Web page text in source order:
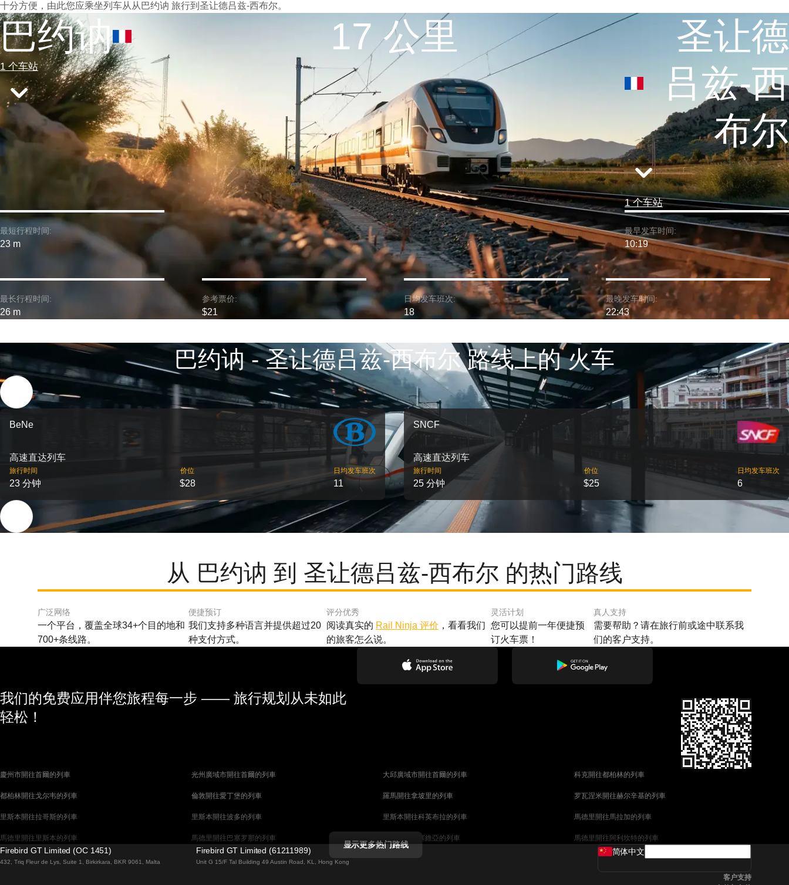
十分方便，由此您应乘坐列车从从巴约讷 旅行到圣让德吕兹-西布尔。
巴约讷
1 个车站
17 公里
圣让德
吕兹-西
布尔
1 个车站
最短行程时间:
23 m
最早发车时间:
10:19
最长行程时间:
26 m
参考票价:
$21
日均发车班次:
18
最晚发车时间:
22:43
巴约讷 - 圣让德吕兹-西布尔 路线上的 火车
BeNe
高速直达列车
旅行时间
23 分钟
价位
$28
日均发车班次
11
SNCF
高速直达列车
旅行时间
25 分钟
价位
$25
日均发车班次
6
从 巴约讷 到 圣让德吕兹-西布尔 的热门路线
广泛网络
一个平台，覆盖全球34+个目的地和
700+条线路。
便捷预订
我们支持多种语言并提供超过20
种支付方式。
评分优秀
阅读真实的 Rail Ninja 评价 ，看看我们
的旅客怎么说。
灵活计划
您可以提前一年便捷预
订火车票！
真人支持
需要帮助？请在旅行前或途中联系我
们的客户支持。
我们的免费应用伴您旅程每一步 —— 旅行规划从未如此
轻松！
慶州市開往首爾的列車 光州廣域市開往首爾的列車 大邱廣域市開往首爾的列車 科克開往都柏林的列車
都柏林開往戈尔韦的列車 倫敦開往愛丁堡的列車 羅馬開往拿坡里的列車 罗瓦涅米開往赫尔辛基的列車
里斯本開往拉哥斯的列車 里斯本開往波多的列車 里斯本開往科英布拉的列車 馬德里開往馬拉加的列車
馬德里開往里斯本的列車 馬德里開往巴塞罗那的列車 馬德里開往塞維亞的列車 馬德里開往阿利坎特的列車
馬拉加開往馬德里的列車 巴塞罗那開往馬德里的列車 巴塞罗那開往馬拉加的列車
显示更多热门路线
Firebird GT Limited (OC 1451)
432, Triq Fleur de Lys, Suite 1, Birkirkara, BKR 9061, Malta
Firebird GT Limited (61211989)
Unit G 15/F Tal Building 49 Austin Road, KL, Hong Kong
简体中文
客户支持